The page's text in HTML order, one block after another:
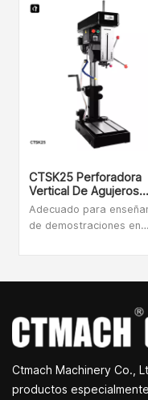
CTSK25 Perforadora
Vertical De Agujeros
Profundos De Grado
Adecuado para
de demostraciones en
reparación, escuelas,
de investigación
Ctmach Machinery Co.,
productos